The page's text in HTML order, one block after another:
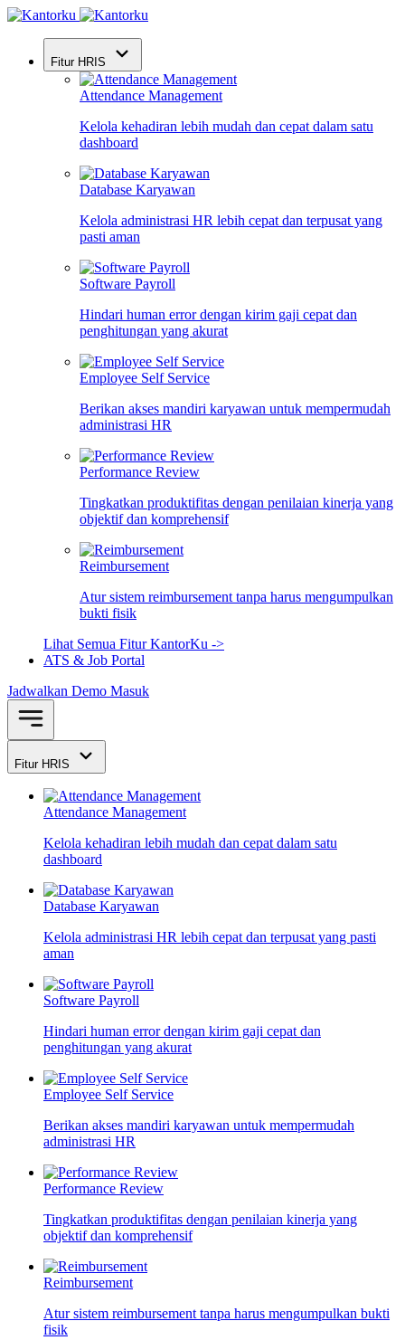
Fitur HRIS
Attendance Management
Kelola kehadiran lebih mudah dan cepat dalam satu
dashboard
Database Karyawan
Kelola administrasi HR lebih cepat dan terpusat yang
pasti aman
Software Payroll
Hindari human error dengan kirim gaji cepat dan
penghitungan yang akurat
Employee Self Service
Berikan akses mandiri karyawan untuk mempermudah
administrasi HR
Performance Review
Tingkatkan produktifitas dengan penilaian kinerja yang
objektif dan komprehensif
Reimbursement
Atur sistem reimbursement tanpa harus mengumpulkan
bukti fisik
Lihat Semua Fitur KantorKu ->
ATS & Job Portal
Jadwalkan Demo Masuk
Fitur HRIS
Attendance Management
Kelola kehadiran lebih mudah dan cepat dalam satu
dashboard
Database Karyawan
Kelola administrasi HR lebih cepat dan terpusat yang pasti
aman
Software Payroll
Hindari human error dengan kirim gaji cepat dan
penghitungan yang akurat
Employee Self Service
Berikan akses mandiri karyawan untuk mempermudah
administrasi HR
Performance Review
Tingkatkan produktifitas dengan penilaian kinerja yang
objektif dan komprehensif
Reimbursement
Atur sistem reimbursement tanpa harus mengumpulkan bukti
fisik